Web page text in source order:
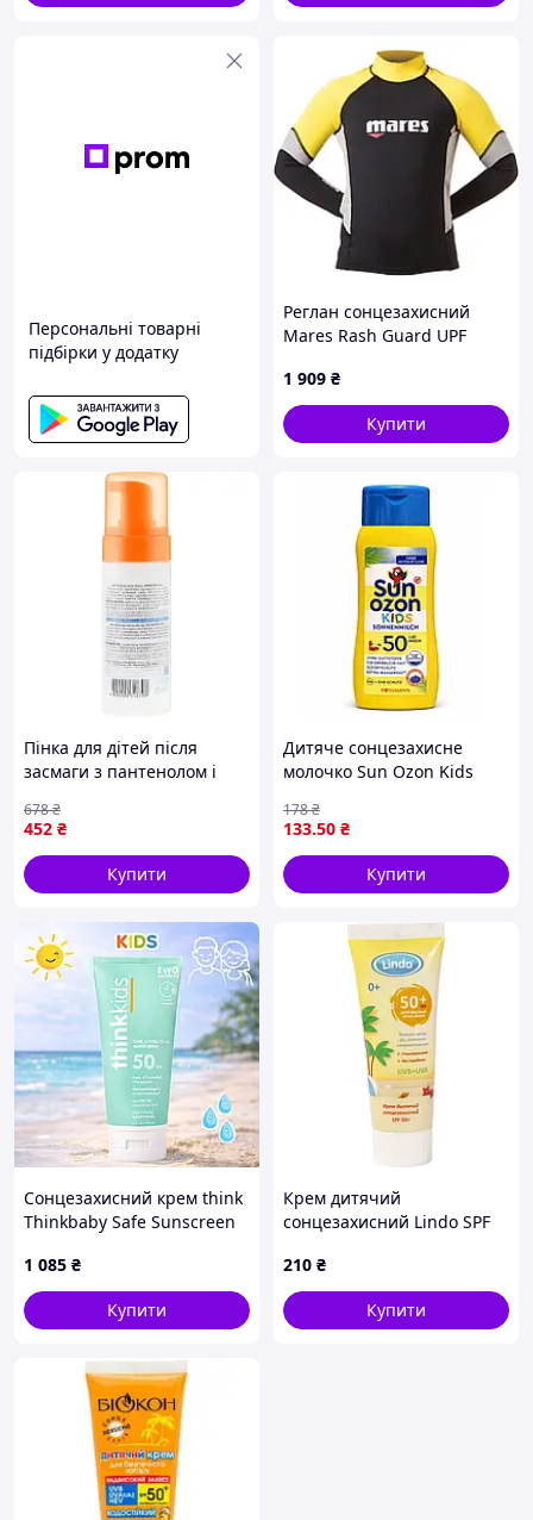
Персональні товарні
підбірки у додатку
Реглан сонцезахисний
Mares Rash Guard UPF
(чорно-жовтий)
1 909 ₴
Купити
Пінка для дітей після
засмаги з пантенолом і
зволоження і відновлення
шкіри FLAME
452 ₴
678₴
Купити
Дитяче сонцезахисне
молочко Sun Ozon Kids
133.50 ₴
178₴
Купити
Сонцезахисний крем think
Thinkbaby Safe Sunscreen
177 мл
1 085 ₴
Купити
Крем дитячий
сонцезахисний Lindo SPF
210 ₴
Купити